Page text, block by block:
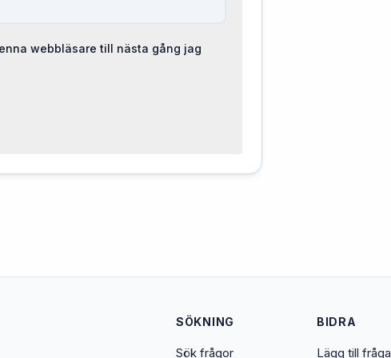
webbläsare till nästa gång jag
SÖKNING
Sök frågor
BIDRA
Lägg till fråga